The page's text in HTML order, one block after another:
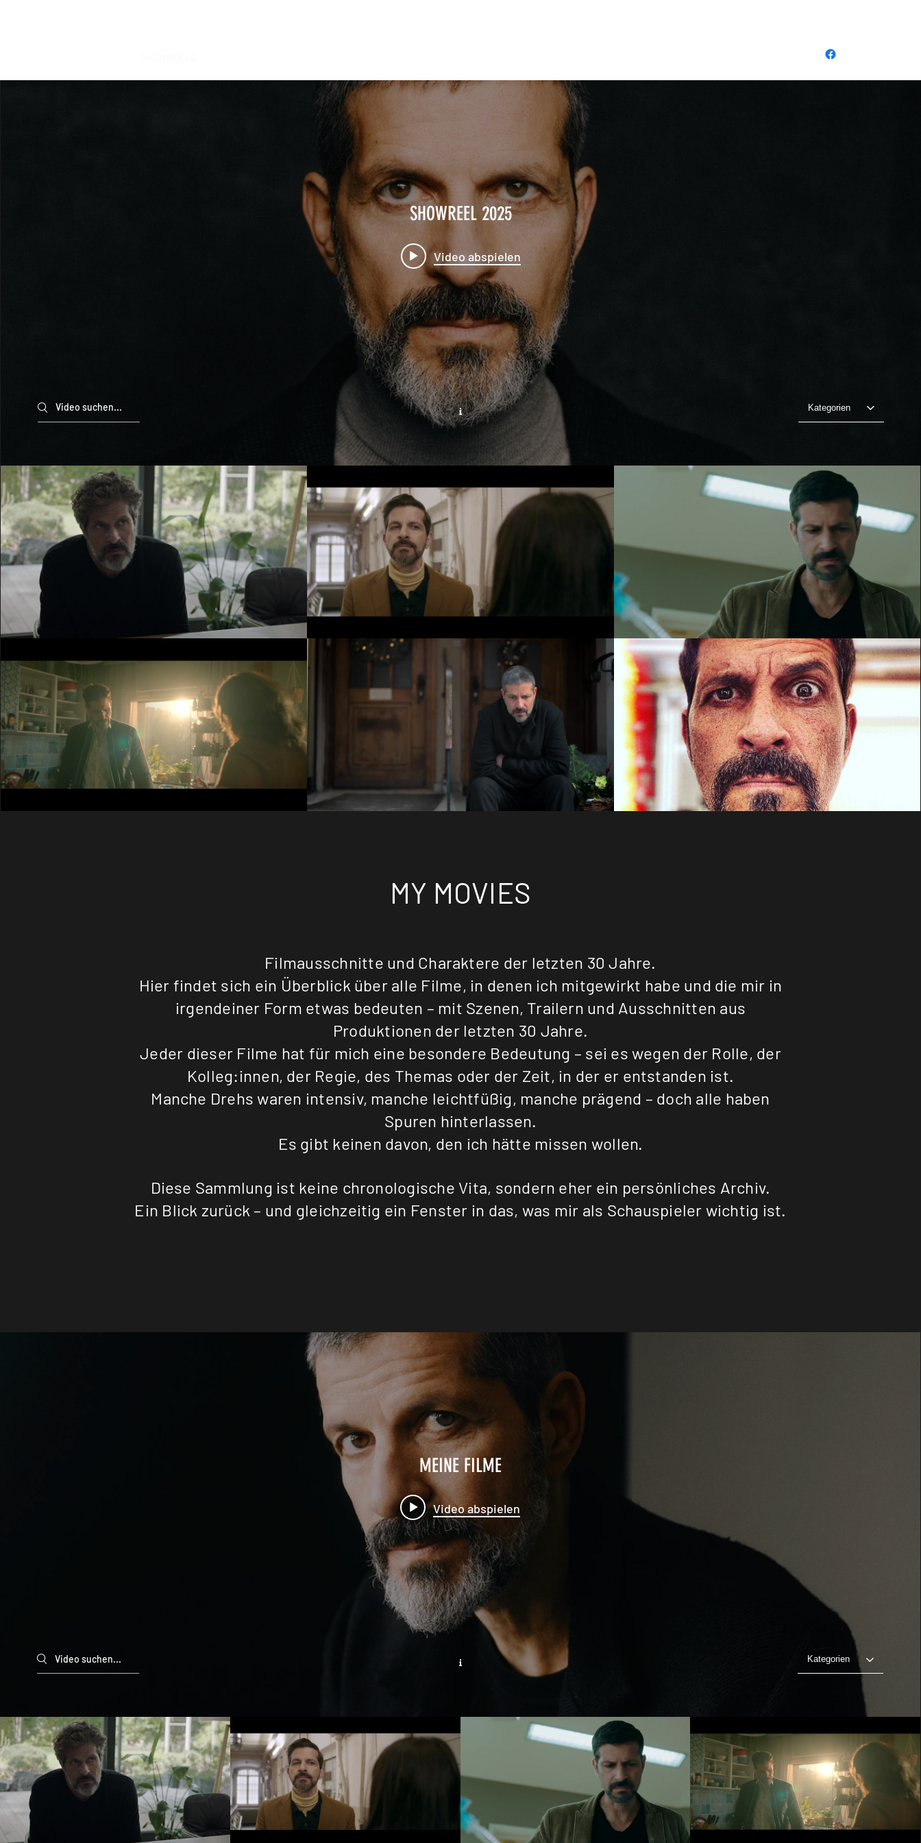
SHOWREEL 2025
Video abspielen
Search videos Kategorien
BIS ZUR WAHRHEIT
Video abspielen
THE ORDINARIES
Video abspielen
DUPIN 2024
Video abspielen
DER SCHEICH
Video abspielen
WEIHNACHTSPAECKCHEN HABEN ALLE ZU
TRAGEN
Video abspielen
DIE VERKAUFTE PRINZESSIN
ZWILLINGSBRÜDER GRAF RUDOLF & FÜRST
INGOLF SOC.MED FORMAT
Video abspielen
MY MOVIES
Filmausschnitte und Charaktere der letzten 30 Jahre.
Hier findet sich ein Überblick über alle Filme, in denen ich mitgewirkt habe und die mir in
irgendeiner Form etwas bedeuten – mit Szenen, Trailern und Ausschnitten aus
Produktionen der letzten 30 Jahre.
Jeder dieser Filme hat für mich eine besondere Bedeutung – sei es wegen der Rolle, der
Kolleg:innen, der Regie, des Themas oder der Zeit, in der er entstanden ist.
Manche Drehs waren intensiv, manche leichtfüßig, manche prägend – doch alle haben
Spuren hinterlassen.
Es gibt keinen davon, den ich hätte missen wollen.
Diese Sammlung ist keine chronologische Vita, sondern eher ein persönliches Archiv.
Ein Blick zurück – und gleichzeitig ein Fenster in das, was mir als Schauspieler wichtig ist.
MEINE FILME
Video abspielen
Search videos Kategorien
BIS ZUR WAHRHEIT
Video abspielen
THE ORDINARIES
Video abspielen
DUPIN 2024
Video abspielen
DER SCHEICH
Video abspielen